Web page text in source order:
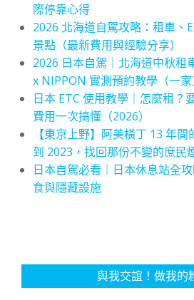
際停靠心得
2026 北海道自駕攻略：租車、
景點（最新費用與經驗分享）
2026 日本自駕｜北海道中秋租
x NIPPON 實測預約教學（一家
日本 ETC 使用教學｜怎麼租？
費用一次搞懂（2026）
【東京上野】阿美橫丁 13 年
到 2023，找回那份不變的庶民
日本自駕必看｜日本休息站全
食與隱藏設施
與我交誼！做我的